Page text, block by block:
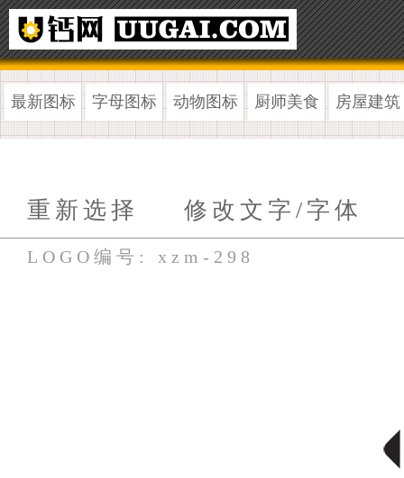
最新图标 字母图标 动物图标 厨师美食 房屋建筑
重新选择 修改文字/字体
LOGO编号: xzm-298